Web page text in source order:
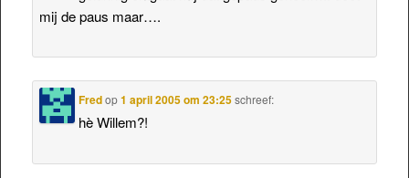
mij de paus maar….
Fredop1 april 2005 om 23:25 schreef:
hè Willem?!